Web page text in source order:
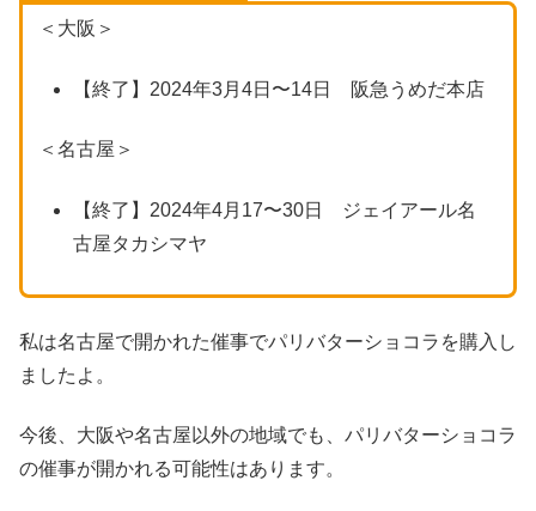
＜大阪＞
【終了】2024年3月4日〜14日 阪急うめだ本店
＜名古屋＞
【終了】2024年4月17〜30日 ジェイアール名
古屋タカシマヤ
私は名古屋で開かれた催事でパリバターショコラを購入し
ましたよ。
今後、大阪や名古屋以外の地域でも、パリバターショコラ
の催事が開かれる可能性はあります。